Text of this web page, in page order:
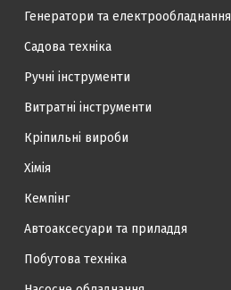
Генератори та електрообладнання
Садова техніка
Ручні інструменти
Витратні інструменти
Кріпильні вироби
Хімія
Кемпінг
Автоаксесуари та приладдя
Побутова техніка